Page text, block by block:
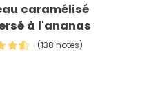
caramélisé
à l'ananas
(138 notes)